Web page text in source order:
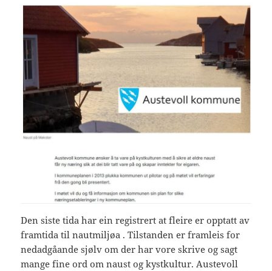
Den siste tida har ein registrert at fleire er opptatt av
framtida til nautmiljøa . Tilstanden er framleis for
nedadgåande sjølv om der har vore skrive og sagt
mange fine ord om naust og kystkultur. Austevoll